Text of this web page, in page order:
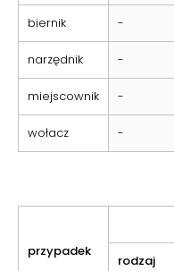
biernik -
narzędnik -
miejscownik -
wołacz -
przypadek
rodzaj